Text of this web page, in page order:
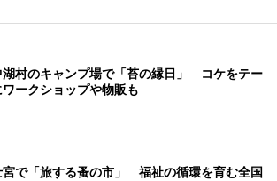
湖村のキャンプ場で「苔の縁日」 コケをテー
ワークショップや物販も
宮で「旅する蚤の市」 福祉の循環を育む全国